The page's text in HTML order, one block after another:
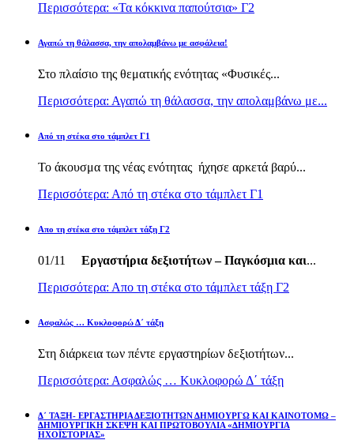
Περισσότερα: «Τα κόκκινα παπούτσια» Γ2
Αγαπώ τη θάλασσα, την απολαμβάνω με ασφάλεια!
Στο πλαίσιο της θεματικής ενότητας «Φυσικές...
Περισσότερα: Αγαπώ τη θάλασσα, την απολαμβάνω με...
Από τη στέκα στο τάμπλετ Γ1
Το άκουσμα της νέας ενότητας ήχησε αρκετά βαρύ...
Περισσότερα: Από τη στέκα στο τάμπλετ Γ1
Απο τη στέκα στο τάμπλετ τάξη Γ2
01/11 Εργαστήρια δεξιοτήτων – Παγκόσμια και...
Περισσότερα: Απο τη στέκα στο τάμπλετ τάξη Γ2
Ασφαλώς … Κυκλοφορώ Δ΄ τάξη
Στη διάρκεια των πέντε εργαστηρίων δεξιοτήτων...
Περισσότερα: Ασφαλώς … Κυκλοφορώ Δ΄ τάξη
Δ΄ ΤΑΞΗ- ΕΡΓΑΣΤΗΡΙΑ ΔΕΞΙΟΤΗΤΩΝ ΔΗΜΙΟΥΡΓΩ ΚΑΙ ΚΑΙΝΟΤΟΜΩ –
ΔΗΜΙΟΥΡΓΙΚΗ ΣΚΕΨΗ ΚΑΙ ΠΡΩΤΟΒΟΥΛΙΑ «ΔΗΜΙΟΥΡΓΙΑ
ΗΧΟΪΣΤΟΡΙΑΣ»